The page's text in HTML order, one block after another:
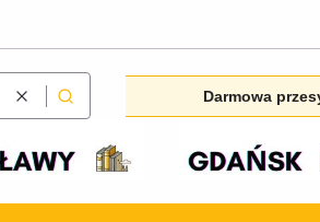
WyczyśćSzukaj Darmowa